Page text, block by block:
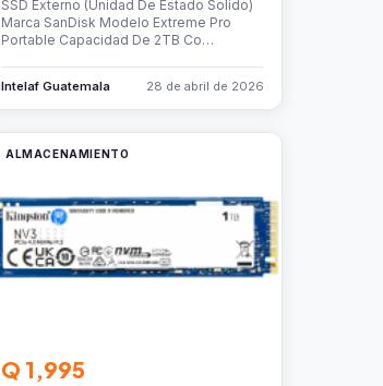
SSD Externo (Unidad De Estado Solido)
Marca SanDisk Modelo Extreme Pro
Portable Capacidad De 2TB Co…
Intelaf Guatemala 28 de abril de 2026
ALMACENAMIENTO
Q 1,995